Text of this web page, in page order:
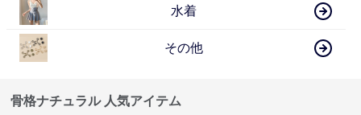
水着
その他
骨格ナチュラル 人気アイテム